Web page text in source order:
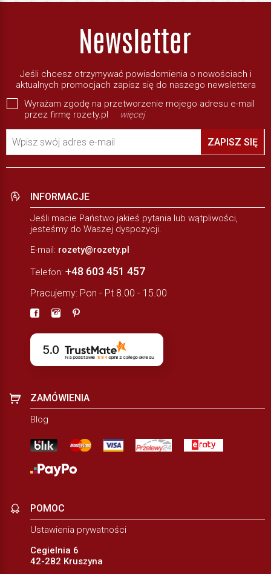
Jeśli chcesz otrzymywać powiadomienia o nowościach i
aktualnych promocjach zapisz się do naszego newslettera
Wyrażam zgodę na przetworzenie mojego adresu e-mail
przez firmę rozety.pl
więcej
Wpisz swój adres e-mail ZAPISZ SIĘ
INFORMACJE
Jeśli macie Państwo jakieś pytania lub wątpliwości,
jesteśmy do Waszej dyspozycji.
E-mail: rozety@rozety.pl
Telefon: +48 603 451 457
Pracujemy: Pon - Pt 8.00 - 15.00
5.0
Na podstawie 884opiniiz całego okresu
ZAMÓWIENIA
Blog
POMOC
Ustawienia prywatności
Cegielnia 6
42-282 Kruszyna